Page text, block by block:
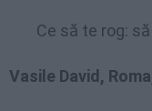
Ce să te rog:
Vasile David,